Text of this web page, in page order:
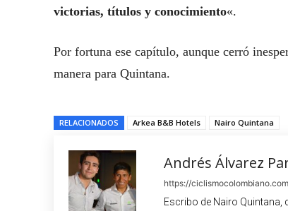
victorias, títulos y conocimiento«.
Por fortuna ese capítulo, aunque cerró
manera para Quintana.
RELACIONADOS Arkea B&B Hotels Nairo Quintana
Andrés Álvarez
https://ciclismocolombiano.com
Escribo de Nairo Quintana,